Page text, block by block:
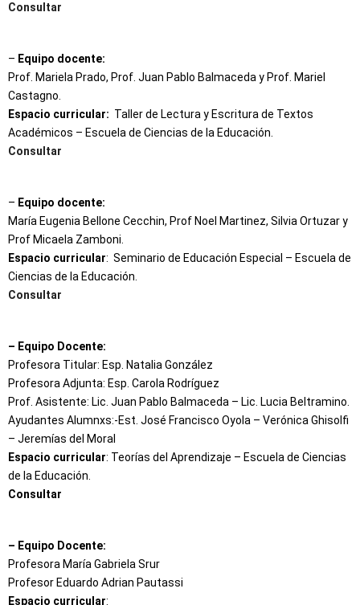
Consultar
– Equipo docente:
Prof. Mariela Prado, Prof. Juan Pablo Balmaceda y Prof. Mariel
Castagno.
Espacio curricular: Taller de Lectura y Escritura de Textos
Académicos – Escuela de Ciencias de la Educación.
Consultar
– Equipo docente:
María Eugenia Bellone Cecchin, Prof Noel Martinez, Silvia Ortuzar y
Prof Micaela Zamboni.
Espacio curricular: Seminario de Educación Especial – Escuela de
Ciencias de la Educación.
Consultar
– Equipo Docente:
Profesora Titular: Esp. Natalia González
Profesora Adjunta: Esp. Carola Rodríguez
Prof. Asistente: Lic. Juan Pablo Balmaceda – Lic. Lucia Beltramino.
Ayudantes Alumnxs:-Est. José Francisco Oyola – Verónica Ghisolfi
– Jeremías del Moral
Espacio curricular: Teorías del Aprendizaje – Escuela de Ciencias
de la Educación.
Consultar
– Equipo Docente:
Profesora María Gabriela Srur
Profesor Eduardo Adrian Pautassi
Espacio curricular: